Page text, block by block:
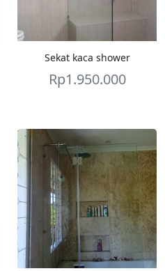
Sekat kaca shower
Rp1.950.000